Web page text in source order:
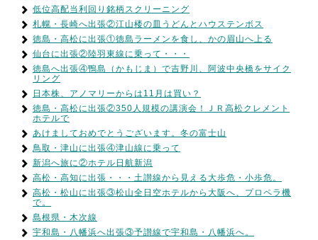
低位高配当利回り銘柄スクリーニング
札幌・長崎へ出張②江山楼の皿うどんとハウステンボス
徳島・高松に出張①徳島ラーメンを食し、かの眉山へ上る
仙台に出張②陸羽東線に乗って・・・
徳島へ出張④鴨島（かもじま）で吉野川、阿波中央橋をサイク
リング
日本株、アノマリーからは11月は買い？
徳島・高松に出張②350人規模の講演会！ＪＲ高松クレメント
ホテルで
あけましておめでとうございます。冬の富士山
鳥取・津山に出張④津山線に乗って
新潟へ旅に②ホテル日航新潟
高松・高知に出張・・・土讃線から見える大歩危・小歩危。
高松・松山に出張③松山全日空ホテルから大阪へ、プロペラ機
で。
島根県・木次線
宇和島・八幡浜へ出張③予讃線で宇和島・八幡浜へ。